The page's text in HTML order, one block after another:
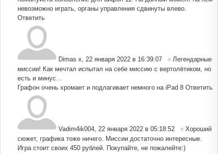
невозможно играть, органы управления сдвинуты влево.
Ответить
Dimas x, 22 января 2022 в 16:39:07 # Легендарные
миссии! Как мечтал испытал на себе миссию с вертолётиком, но
есть и минус…
Графон очень хромает и подлагивает немного на iPad 8 Ответить
Vadim4ik004, 22 января 2022 в 05:18:52 # Хороший
сюжет, графика тоже ничего. Миссии достаточно интересные.
Игра стоит своих 450 рублей. Покупайте, не пожалейте:)